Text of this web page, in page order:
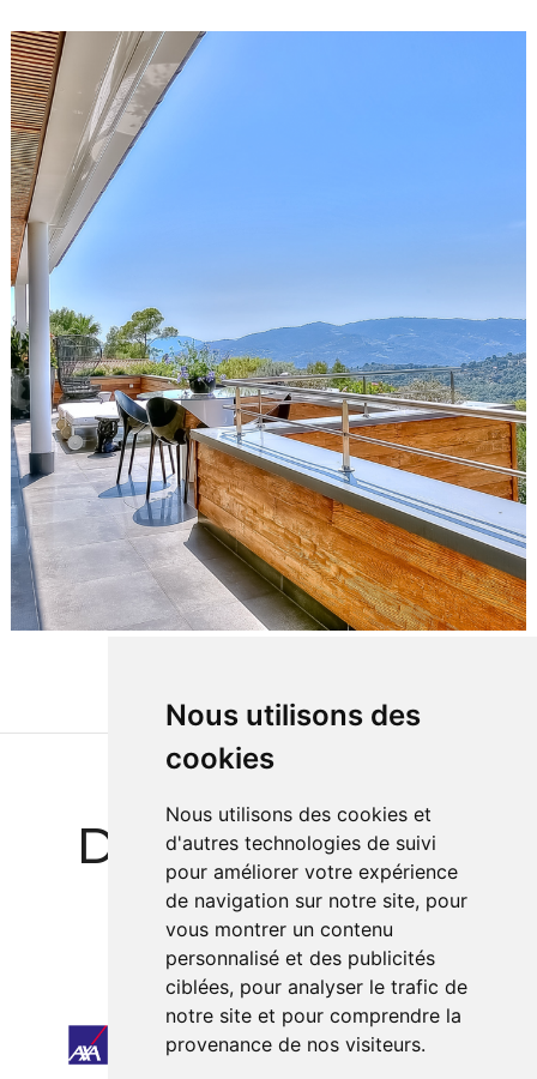
Nous utilisons des
cookies
Nous utilisons des cookies et
d'autres technologies de suivi
pour améliorer votre expérience
de navigation sur notre site, pour
vous montrer un contenu
personnalisé et des publicités
ciblées, pour analyser le trafic de
notre site et pour comprendre la
provenance de nos visiteurs.
Des Références
Prestigieuses